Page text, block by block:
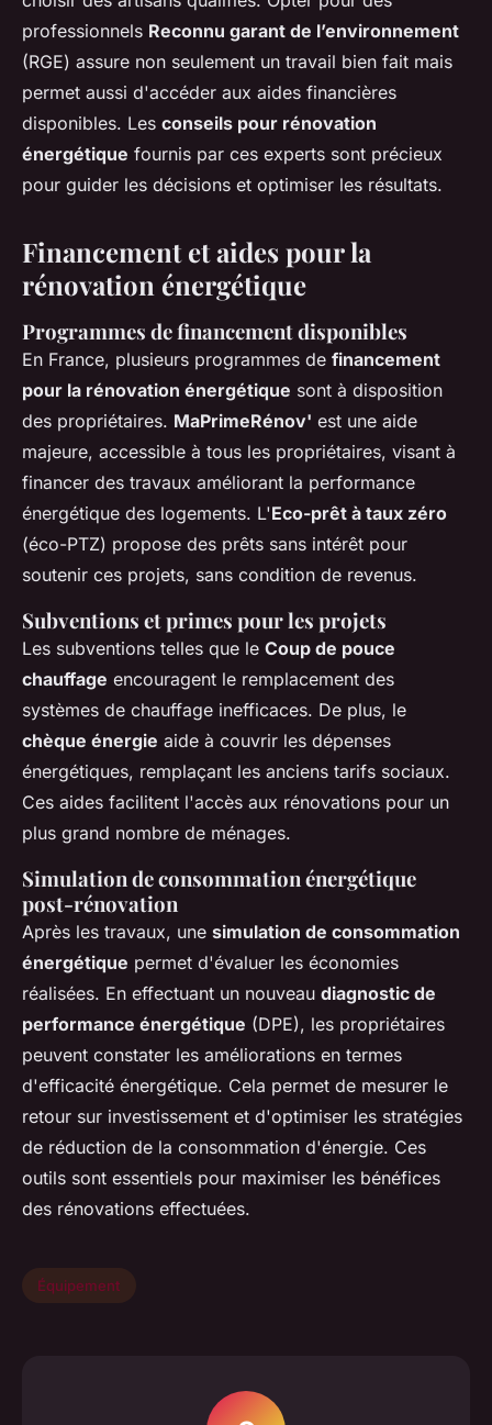
professionnels Reconnu garant de l’environnement
(RGE) assure non seulement un travail bien fait mais
permet aussi d'accéder aux aides financières
disponibles. Les conseils pour rénovation
énergétique fournis par ces experts sont précieux
pour guider les décisions et optimiser les résultats.
Financement et aides pour la
rénovation énergétique
Programmes de financement disponibles
En France, plusieurs programmes de financement
pour la rénovation énergétique sont à disposition
des propriétaires. MaPrimeRénov' est une aide
majeure, accessible à tous les propriétaires, visant à
financer des travaux améliorant la performance
énergétique des logements. L'Eco-prêt à taux zéro
(éco-PTZ) propose des prêts sans intérêt pour
soutenir ces projets, sans condition de revenus.
Subventions et primes pour les projets
Les subventions telles que le Coup de pouce
chauffage encouragent le remplacement des
systèmes de chauffage inefficaces. De plus, le
chèque énergie aide à couvrir les dépenses
énergétiques, remplaçant les anciens tarifs sociaux.
Ces aides facilitent l'accès aux rénovations pour un
plus grand nombre de ménages.
Simulation de consommation énergétique
post-rénovation
Après les travaux, une simulation de consommation
énergétique permet d'évaluer les économies
réalisées. En effectuant un nouveau diagnostic de
performance énergétique (DPE), les propriétaires
peuvent constater les améliorations en termes
d'efficacité énergétique. Cela permet de mesurer le
retour sur investissement et d'optimiser les stratégies
de réduction de la consommation d'énergie. Ces
outils sont essentiels pour maximiser les bénéfices
des rénovations effectuées.
Équipement